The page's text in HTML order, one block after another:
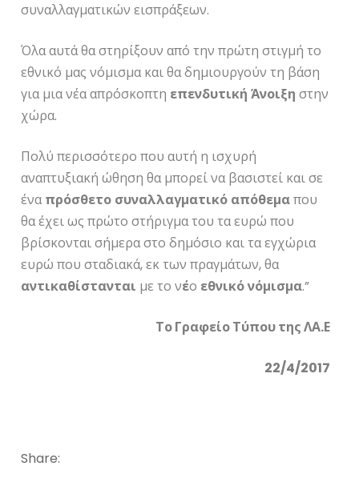
συναλλαγματικών εισπράξεων.
Όλα αυτά θα στηρίξουν από την πρώτη στιγμή το
εθνικό μας νόμισμα και θα δημιουργούν τη βάση
για μια νέα απρόσκοπτη επενδυτική Άνοιξη στην
χώρα.
Πολύ περισσότερο που αυτή η ισχυρή
αναπτυξιακή ώθηση θα μπορεί να βασιστεί και σε
έναπρόσθετο συναλλαγματικό απόθεμαπου
θα έχει ως πρώτο στήριγμα του τα ευρώ που
βρίσκονται σήμερα στο δημόσιο και τα εγχώρια
ευρώ που σταδιακά, εκ των πραγμάτων, θα
αντικαθίστανται με το νέο εθνικόνόμισμα.”
Το Γραφείο Τύπου της ΛΑ.Ε
22/4/2017
Share: